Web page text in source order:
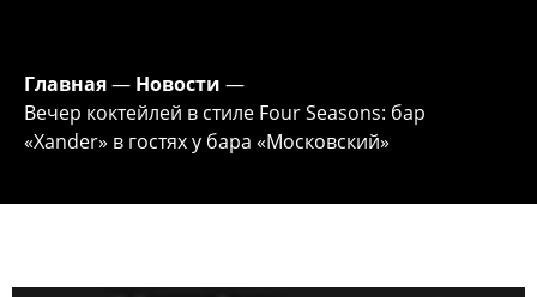
Главная— Новости —
Вечер коктейлей в стиле Four Seasons: бар
«Xander» в гостях у бара «Московский»